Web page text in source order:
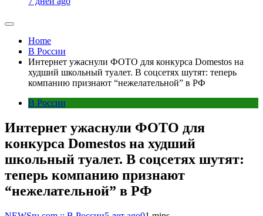
Home
В России
Интернет ужаснули ФОТО для конкурса Domestos на
худший школьный туалет. В соцсетях шутят: теперь
компанию признают “нежелательной” в РФ
В России
Интернет ужаснули ФОТО для
конкурса Domestos на худший
школьный туалет. В соцсетях шутят:
теперь компанию признают
“нежелательной” в РФ